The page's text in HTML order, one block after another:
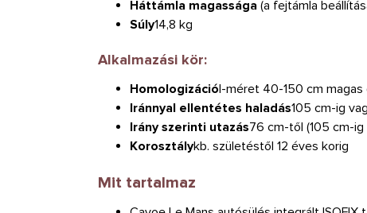
Háttámla magassága (a fejtámla
Súly14,8 kg
Alkalmazási kör:
HomologizációI-méret 40-150 cm magas
Iránnyal ellentétes haladás105 cm-ig
Irány szerinti utazás76 cm-től (105 cm-ig
Korosztálykb. születéstől 12 éves korig
Mit tartalmaz